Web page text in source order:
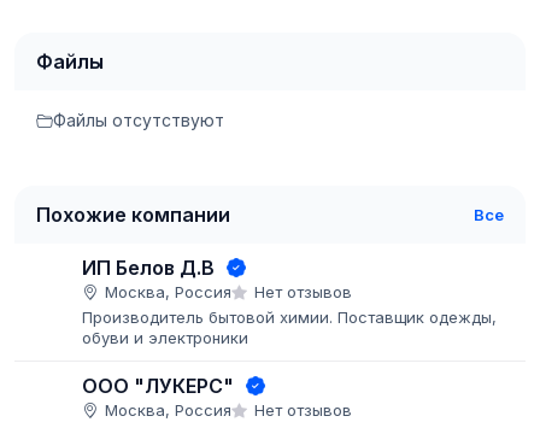
Файлы
Файлы отсутствуют
Похожие компании Все
ИП Белов Д.В
Москва, Россия
Нет отзывов
Производитель бытовой химии. Поставщик одежды,
обуви и электроники
ООО "ЛУКЕРС"
Москва, Россия
Нет отзывов